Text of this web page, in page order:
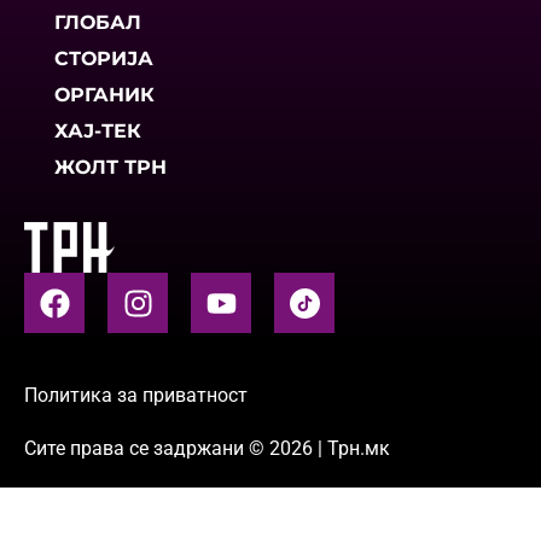
ГЛОБАЛ
СТОРИЈА
ОРГАНИК
ХАЈ-ТЕК
ЖОЛТ ТРН
Политика за приватност
Сите права се задржани © 2026 | Трн.мк